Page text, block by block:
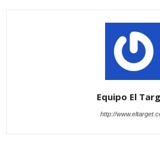
Equipo El
http://